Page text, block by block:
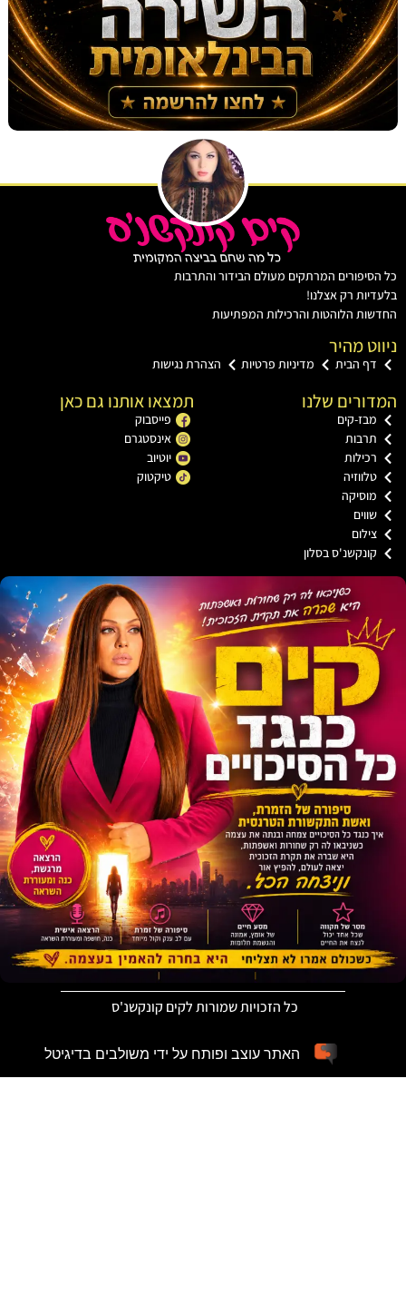
המרתקים מעולם הבידור והתרבות
רק אצלנו!
הלוהטות והרכילות המפתיעות
מהיר
הבית מדיניות פרטיות הצהרת נגישות
שלנו
קים
בסלון
תמצאו אותנו גם כאן
פייסבוק
אינסטגרם
יוטיוב
טיקטוק
כל הזכויות שמורות לקים קונקשנ'ס
האתר עוצב ופותח על ידי משולבים בדיגיטל